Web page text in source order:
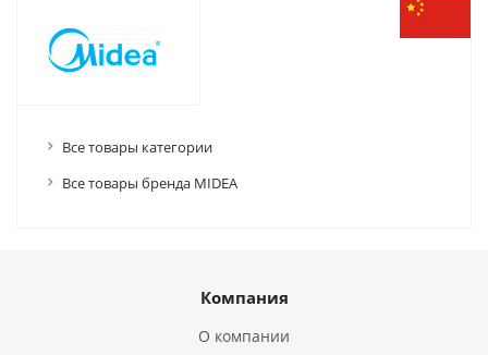
Все товары категории
Все товары бренда MIDEA
Компания
О компании